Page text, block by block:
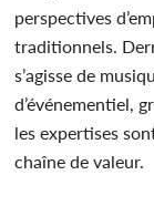
perspectives
traditionnels.
s’agisse de
d’événementiel,
les expertises
chaîne de valeur.